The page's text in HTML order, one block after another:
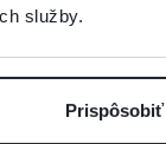
služby.
Prispôsobiť